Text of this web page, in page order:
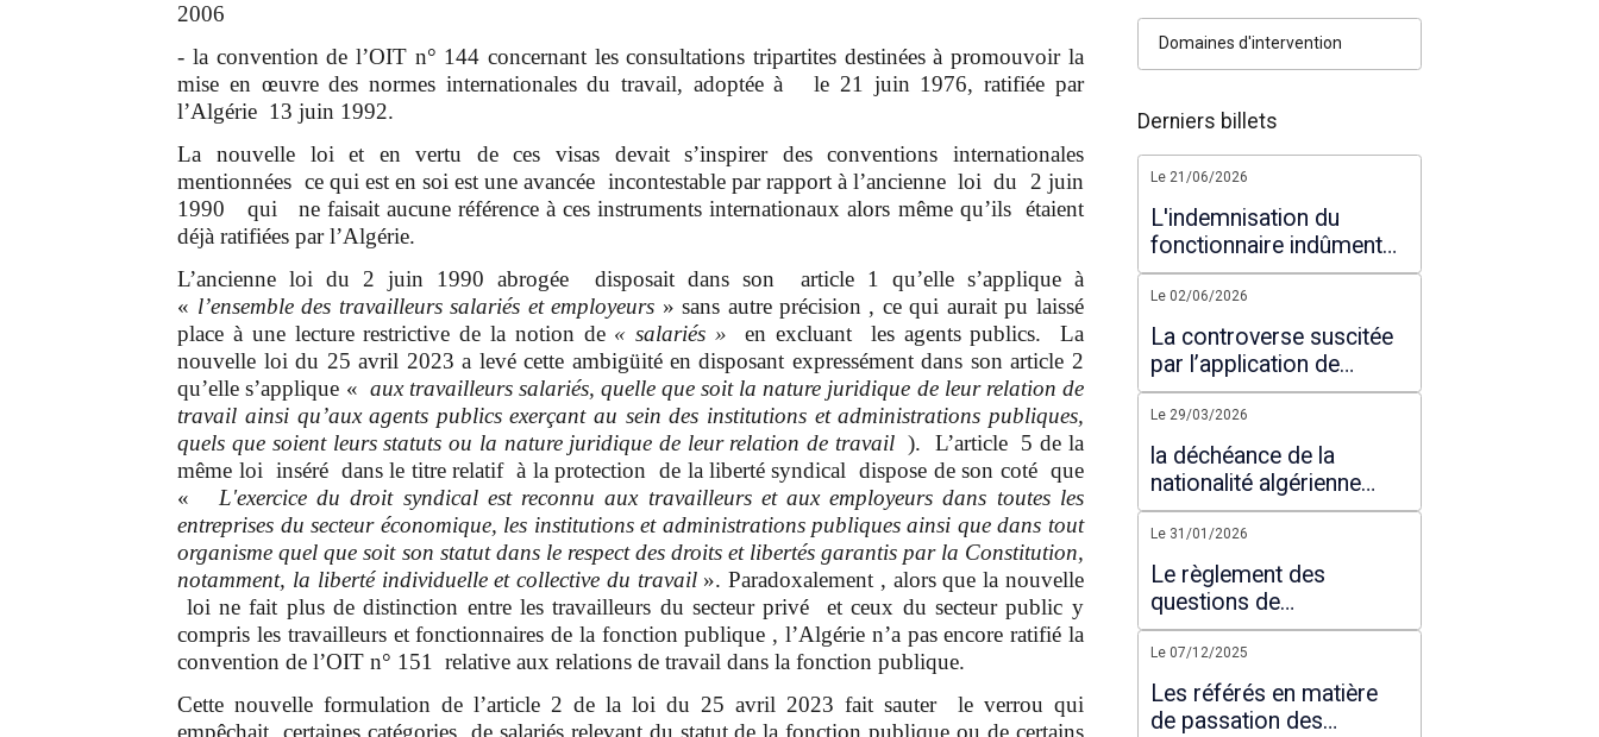
2006
- la convention de l’OIT n° 144 concernant les consultations tripartites destinées à promouvoir la
mise en œuvre des normes internationales du travail, adoptée à le 21 juin 1976, ratifiée par
l’Algérie 13 juin 1992.
La nouvelle loi et en vertu de ces visas devait s’inspirer des conventions internationales
mentionnées ce qui est en soi est une avancée incontestable par rapport à l’ancienne loi du 2 juin
1990 qui ne faisait aucune référence à ces instruments internationaux alors même qu’ils étaient
déjà ratifiées par l’Algérie.
L’ancienne loi du 2 juin 1990 abrogée disposait dans son article 1 qu’elle s’applique à
« l’ensemble des travailleurs salariés et employeurs » sans autre précision , ce qui aurait pu laissé
place à une lecture restrictive de la notion de « salariés » en excluant les agents publics. La
nouvelle loi du 25 avril 2023 a levé cette ambigüité en disposant expressément dans son article 2
qu’elle s’applique « aux travailleurs salariés, quelle que soit la nature juridique de leur relation de
travail ainsi qu’aux agents publics exerçant au sein des institutions et administrations publiques,
quels que soient leurs statuts ou la nature juridique de leur relation de travail). L’article 5 de la
même loi inséré dans le titre relatif à la protection de la liberté syndical dispose de son coté que
« L'exercice du droit syndical est reconnu aux travailleurs et aux employeurs dans toutes les
entreprises du secteur économique, les institutions et administrations publiques ainsi que dans tout
organisme quel que soit son statut dans le respect des droits et libertés garantis par la Constitution,
notamment, la liberté individuelle et collective du travail». Paradoxalement , alors que la nouvelle
loi ne fait plus de distinction entre les travailleurs du secteur privé et ceux du secteur public y
compris les travailleurs et fonctionnaires de la fonction publique , l’Algérie n’a pas encore ratifié la
convention de l’OIT n° 151 relative aux relations de travail dans la fonction publique.
Cette nouvelle formulation de l’article 2 de la loi du 25 avril 2023 fait sauter le verrou qui
empêchait certaines catégories de salariés relevant du statut de la fonction publique ou de certains
Domaines d'intervention
Derniers billets
Le 21/06/2026
L'indemnisation du
fonctionnaire indûment
suspendu de ses
fonctions : commentaire
d'un arrêt du Conseil
d'Etat
Le 02/06/2026
La controverse suscitée
par l’application de
l’article 200 alinéa 7 de
l’ordonnance du 10 mars
2021
Le 29/03/2026
la déchéance de la
nationalité algérienne
dans la nouvelle loi
modificative de 2026
Le 31/01/2026
Le règlement des
questions de
compétence au sein de
l’ordre judiciaire
administratif : La
nécessaire réforme
Le 07/12/2025
Les référés en matière
de passation des